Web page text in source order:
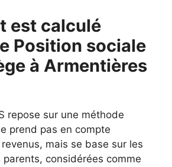
est calculé
Position sociale
à Armentières
repose sur une méthode
prend pas en compte
mais se base sur les
considérées comme